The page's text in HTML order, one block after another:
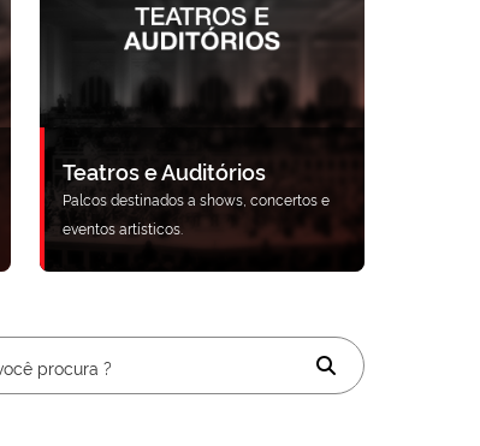
Teatros e Auditórios
Palcos destinados a shows, concertos e
eventos artísticos.